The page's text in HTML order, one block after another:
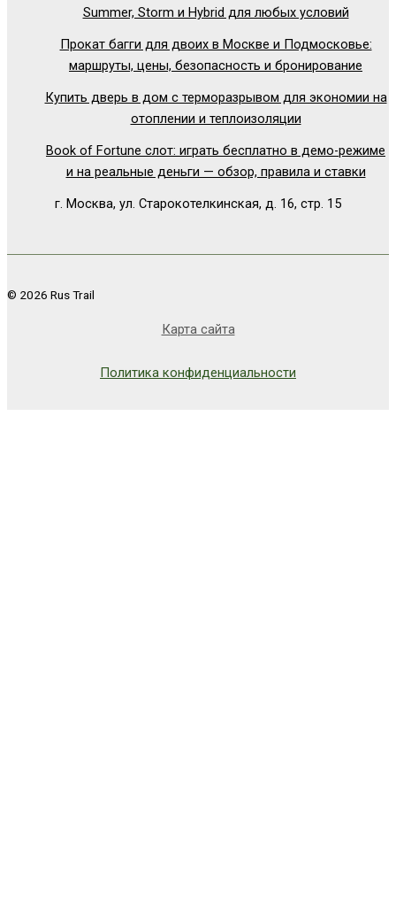
Summer, Storm и Hybrid для любых условий
Прокат багги для двоих в Москве и Подмосковье:
маршруты, цены, безопасность и бронирование
Купить дверь в дом с терморазрывом для экономии на
отоплении и теплоизоляции
Book of Fortune слот: играть бесплатно в демо-режиме
и на реальные деньги — обзор, правила и ставки
г. Москва, ул. Старокотелкинская, д. 16, стр. 15
© 2026 Rus Trail
Карта сайта
Политика конфиденциальности